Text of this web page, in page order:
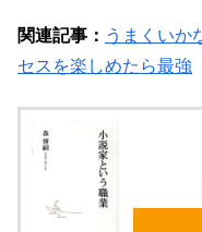
関連記事： うまくいか
セスを楽しめたら最強